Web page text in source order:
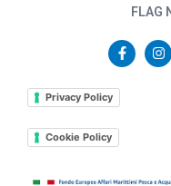
FLAG
Privacy Policy
Cookie Policy